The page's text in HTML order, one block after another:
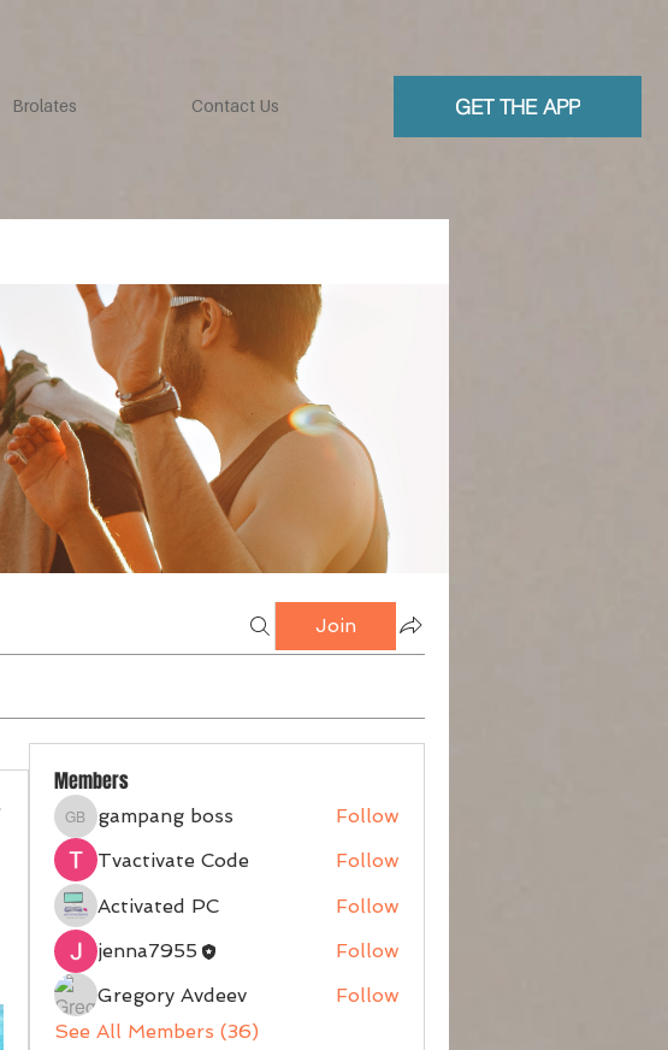
Brolates Contact Us GET THE APP
Join
Members
gampang boss
gampang boss
Follow
Tvactivate Code
Follow
Activated PC
Follow
jenna7955
Follow
Gregory Avdeev
Follow
See All Members (36)